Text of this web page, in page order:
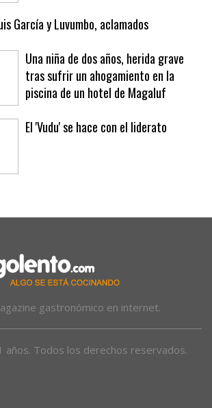
García y Luvumbo, aclamados
Una niña de dos años, herida grave
tras sufrir un ahogamiento en la
piscina de un hotel de Magaluf
El 'Vudu' se hace con el liderato
gastronómico en internet.
Todos los derechos reservados.